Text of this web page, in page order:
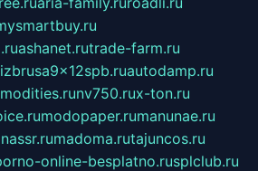
ashanet.rutrade-farm.ru
autodamp.ru
nv750.rux-ton.ru
modopaper.rumanunae.ru
madoma.rutajuncos.ru
online-besplatno.rusplclub.ru